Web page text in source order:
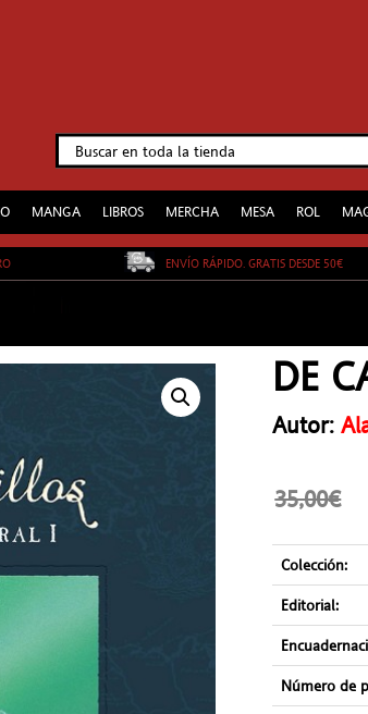
MANGA LIBROS MERCHA MESA ROL
ENVÍO RÁPIDO. GRATIS DESDE 50€
DE
Autor:
35,00€
Colección:
Editorial:
Número de